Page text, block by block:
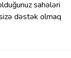
sahələri
dəstək olmaq